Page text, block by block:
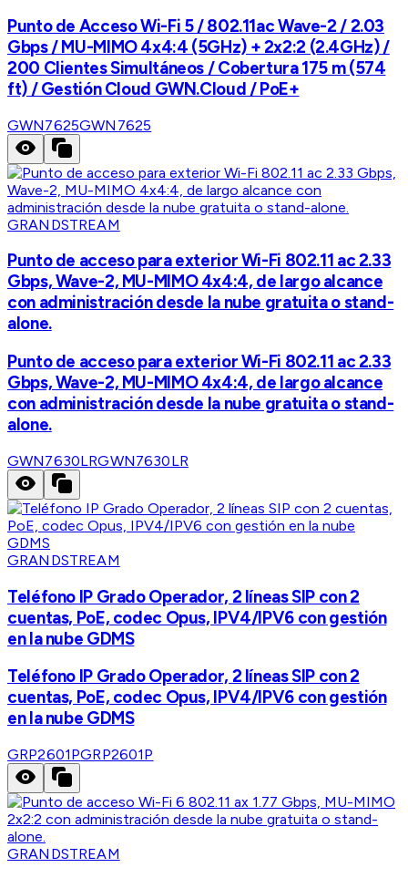
Punto de Acceso Wi-Fi 5 / 802.11ac Wave-2 / 2.03
Gbps / MU-MIMO 4x4:4 (5GHz) + 2x2:2 (2.4GHz) /
200 Clientes Simultáneos / Cobertura 175 m (574
ft) / Gestión Cloud GWN.Cloud / PoE+
GWN7625GWN7625
GRANDSTREAM
Punto de acceso para exterior Wi-Fi 802.11 ac 2.33
Gbps, Wave-2, MU-MIMO 4x4:4, de largo alcance
con administración desde la nube gratuita o stand-
alone.
Punto de acceso para exterior Wi-Fi 802.11 ac 2.33
Gbps, Wave-2, MU-MIMO 4x4:4, de largo alcance
con administración desde la nube gratuita o stand-
alone.
GWN7630LRGWN7630LR
GRANDSTREAM
Teléfono IP Grado Operador, 2 líneas SIP con 2
cuentas, PoE, codec Opus, IPV4/IPV6 con gestión
en la nube GDMS
Teléfono IP Grado Operador, 2 líneas SIP con 2
cuentas, PoE, codec Opus, IPV4/IPV6 con gestión
en la nube GDMS
GRP2601PGRP2601P
GRANDSTREAM